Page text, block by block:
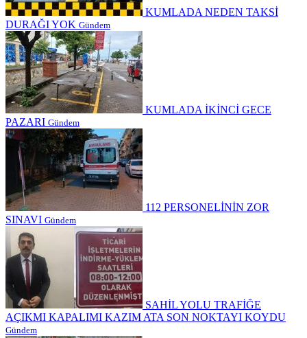
KUMLADA NEDEN TAKSİ
DURAĞI YOK Gündem
KUMLADA İKİNCİ GECE
PAZARI Gündem
112 PERSONELİNİN ZOR
SINAVI Gündem
SAHİL YOLU TRAFİĞE
AÇIKMI KAPALIMI KAZIM ATA SON NOKTAYI KOYDU
Gündem